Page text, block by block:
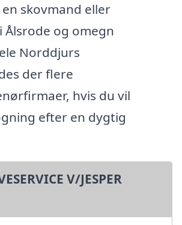
skovmand eller
og omegn
Norddjurs
der flere
hvis du vil
efter en dygtig
V/JESPER